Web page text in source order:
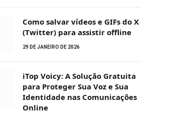
Como salvar vídeos e GIFs do X
(Twitter) para assistir offline
29 DE JANEIRO DE 2026
iTop Voicy: A Solução Gratuita
para Proteger Sua Voz e Sua
Identidade nas Comunicações
Online